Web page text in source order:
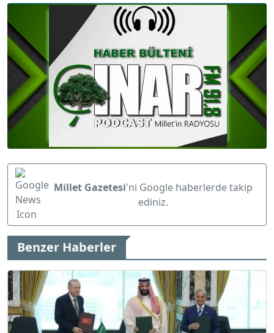
Millet Gazetesi'ni Google haberlerde takip
ediniz.
Benzer Haberler